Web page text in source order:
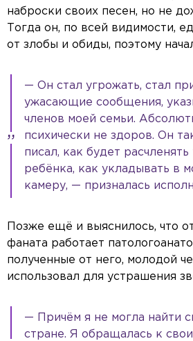
наброски своих песен, но не
Тогда он, по всей видимости,
от злобы и обиды, поэтому
— Он стал угрожать, стал
ужасающие сообщения,
членов моей семьи.
психически не здоров. Он
писал, как будет расчленять
ребёнка, как укладывать в
камеру, — призналась
Позже ещё и выяснилось, что
фаната работает
полученные от него, молодой
использовал для устрашения
— Причём я не могла найти
стране. Я обращалась к